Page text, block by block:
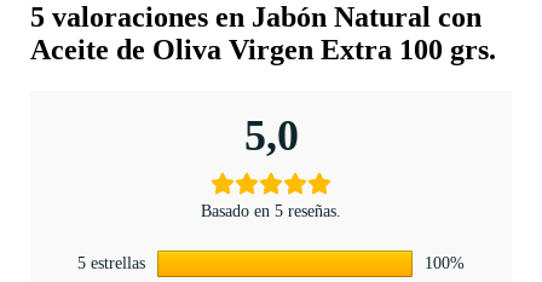
5 valoraciones en Jabón Natural con
Aceite de Oliva Virgen Extra 100 grs.
5,0
Basado en 5 reseñas.
5 estrellas
100%